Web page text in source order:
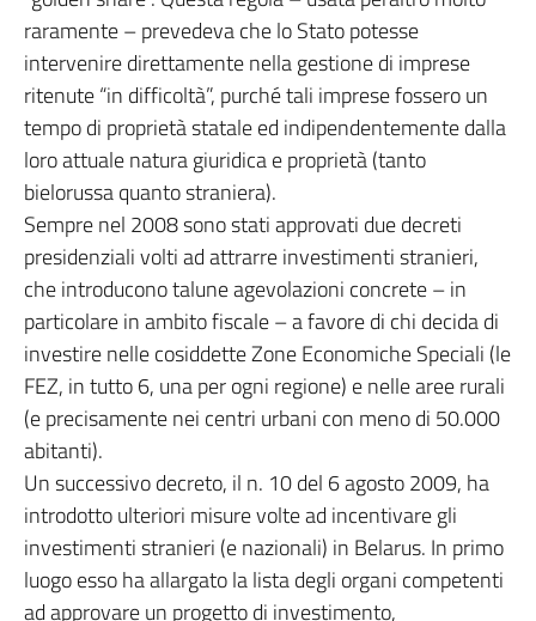
raramente – prevedeva che lo Stato potesse
intervenire direttamente nella gestione di imprese
ritenute “in difficoltà”, purché tali imprese fossero un
tempo di proprietà statale ed indipendentemente dalla
loro attuale natura giuridica e proprietà (tanto
bielorussa quanto straniera).
Sempre nel 2008 sono stati approvati due decreti
presidenziali volti ad attrarre investimenti stranieri,
che introducono talune agevolazioni concrete – in
particolare in ambito fiscale – a favore di chi decida di
investire nelle cosiddette Zone Economiche Speciali (le
FEZ, in tutto 6, una per ogni regione) e nelle aree rurali
(e precisamente nei centri urbani con meno di 50.000
abitanti).
Un successivo decreto, il n. 10 del 6 agosto 2009, ha
introdotto ulteriori misure volte ad incentivare gli
investimenti stranieri (e nazionali) in Belarus. In primo
luogo esso ha allargato la lista degli organi competenti
ad approvare un progetto di investimento,